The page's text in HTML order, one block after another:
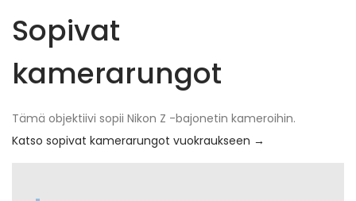
Sopivat
kamerarungot
Tämä objektiivi sopii Nikon Z -bajonetin kameroihin.
Katso sopivat kamerarungot vuokraukseen →